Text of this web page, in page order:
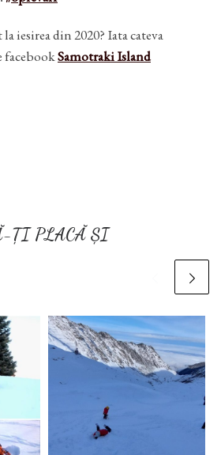
iesirea din 2020? Iata cateva
facebookSamotraki Island
ȚI PLACĂ ȘI